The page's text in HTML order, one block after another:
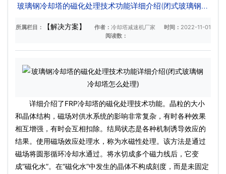
玻璃钢冷却塔的磁化处理技术功能详细介绍(闭式玻璃钢冷
所属栏目： 【解决方案】 作者： 冷却塔减速机厂家 时间： 2022-11-01
阅读数：
详细介绍了FRP冷却塔的磁化处理技术功能。晶粒的大小
和晶体结构，磁场对供水系统的影响非常复杂，有时各种效果
相互增强，有时会互相扣除。结局状态是各种机制诱导效应的
结果。使用磁场效应处理水，称为水磁性处理。该方法是通过
磁场将圆形循环冷却水通过。将水切成多个磁力线后，它变
成“磁化水”。在“磁化水”中发生的晶体不构成刻度，而是未固定